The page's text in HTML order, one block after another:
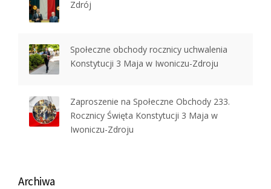
Zdrój
Społeczne obchody rocznicy uchwalenia
Konstytucji 3 Maja w Iwoniczu-Zdroju
Zaproszenie na Społeczne Obchody 233.
Rocznicy Święta Konstytucji 3 Maja w
Iwoniczu-Zdroju
Archiwa